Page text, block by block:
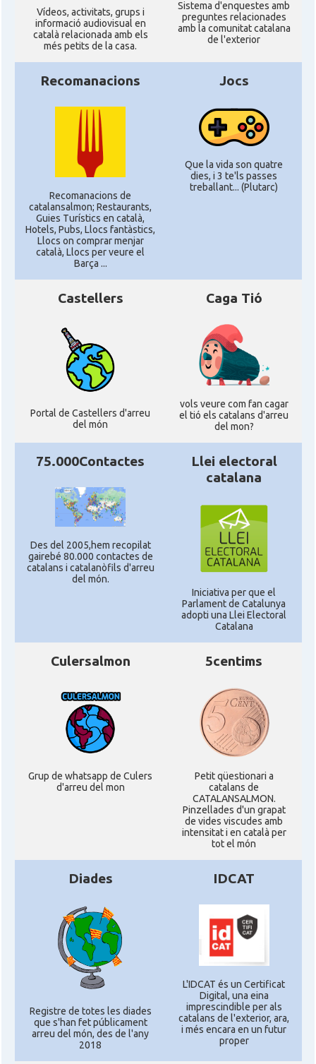
Ví­deos, activitats, grups i
informació audiovisual en
català relacionada amb els
més petits de la casa.
Sistema d'enquestes amb
preguntes relacionades
amb la comunitat catalana
de l'exterior
Recomanacions
Recomanacions de
catalansalmon; Restaurants,
Guies Turístics en català,
Hotels, Pubs, Llocs fantàstics,
Llocs on comprar menjar
català, Llocs per veure el
Barça ...
Jocs
Que la vida son quatre
dies, i 3 te'ls passes
treballant... (Plutarc)
Castellers
Portal de Castellers d'arreu
del món
Caga Tió
vols veure com fan cagar
el tió els catalans d'arreu
del mon?
75.000Contactes
Des del 2005,hem recopilat
gairebé 80.000 contactes de
catalans i catalanòfils d'arreu
del món.
Llei electoral
catalana
Iniciativa per que el
Parlament de Catalunya
adopti una Llei Electoral
Catalana
Culersalmon
Grup de whatsapp de Culers
d'arreu del mon
5centims
Petit qüestionari a
catalans de
CATALANSALMON.
Pinzellades d'un grapat
de vides viscudes amb
intensitat i en català per
tot el món
Diades
Registre de totes les diades
que s'han fet públicament
arreu del món, des de l'any
2018
IDCAT
L'IDCAT és un Certificat
Digital, una eina
imprescindible per als
catalans de l'exterior, ara,
i més encara en un futur
proper